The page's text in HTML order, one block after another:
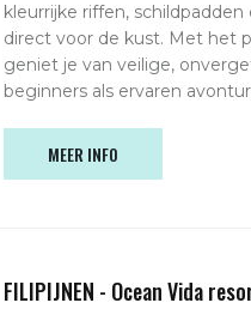
kleurrijke riffen,
direct voor de kust. Met het
geniet je van veilige,
beginners als ervaren
MEER INFO
FILIPIJNEN - Ocean Vida